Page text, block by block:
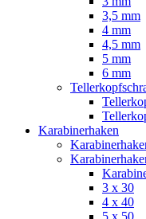
3,5 mm
4 mm
4,5 mm
5 mm
6 mm
Karabinerhaken
3 x 30
4 x 40
5 x 50